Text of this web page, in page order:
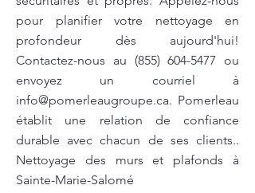
pour planifier votre nettoyage en
profondeur dès aujourd'hui!
Contactez-nous au (855) 604-5477 ou
envoyez un courriel à
info@pomerleaugroupe.ca. Pomerleau
établit une relation de confiance
durable avec chacun de ses clients..
Nettoyage des murs et plafonds à
Sainte-Marie-Salomé